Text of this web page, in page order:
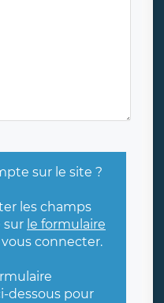
sur le site ?
les champs
sur le formulaire
connecter.
dessous pour